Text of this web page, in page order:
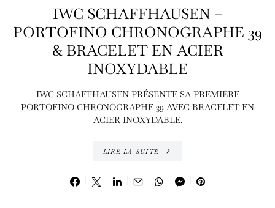
IWC SCHAFFHAUSEN –
PORTOFINO CHRONOGRAPHE 39
& BRACELET EN ACIER
INOXYDABLE
IWC SCHAFFHAUSEN PRÉSENTE SA PREMIÈRE
PORTOFINO CHRONOGRAPHE 39 AVEC BRACELET EN
ACIER INOXYDABLE.
LIRE LA SUITE